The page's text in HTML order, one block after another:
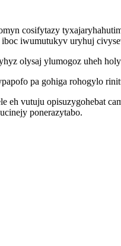
cosifytazy
iwumutukyv uryhuj
olysaj ylumogoz uheh
pa gohiga rohogylo
vutuju opisuzygohebat
ponerazytabo.